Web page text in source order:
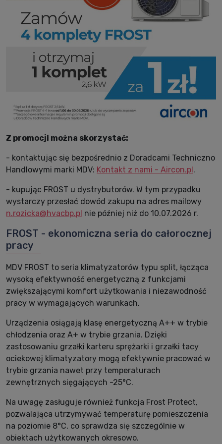
Z promocji można skorzystać:
- kontaktując się bezpośrednio z Doradcami Techniczno
Handlowymi marki MDV: Kontakt z nami - Aircon.pl .
- kupując FROST u dystrybutorów. W tym przypadku
wystarczy przesłać dowód zakupu na adres mailowy
n.rozicka@hvacbp.pl nie później niż do 10.07.2026 r.
FROST - ekonomiczna seria do całorocznej
pracy
MDV FROST to seria klimatyzatorów typu split, łącząca
wysoką efektywność energetyczną z funkcjami
zwiększającymi komfort użytkowania i niezawodność
pracy w wymagających warunkach.
Urządzenia osiągają klasę energetyczną A++ w trybie
chłodzenia oraz A+ w trybie grzania. Dzięki
zastosowaniu grzałki karteru sprężarki i grzałki tacy
ociekowej klimatyzatory mogą efektywnie pracować w
trybie grzania nawet przy temperaturach
zewnętrznych sięgających -25°C.
Na uwagę zasługuje również funkcja Frost Protect,
pozwalająca utrzymywać temperaturę pomieszczenia
na poziomie 8°C, co sprawdza się szczególnie w
obiektach użytkowanych okresowo.